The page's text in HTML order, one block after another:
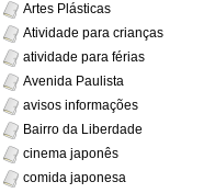
Artes Plásticas
Atividade para crianças
atividade para férias
Avenida Paulista
avisos informações
Bairro da Liberdade
cinema japonês
comida japonesa